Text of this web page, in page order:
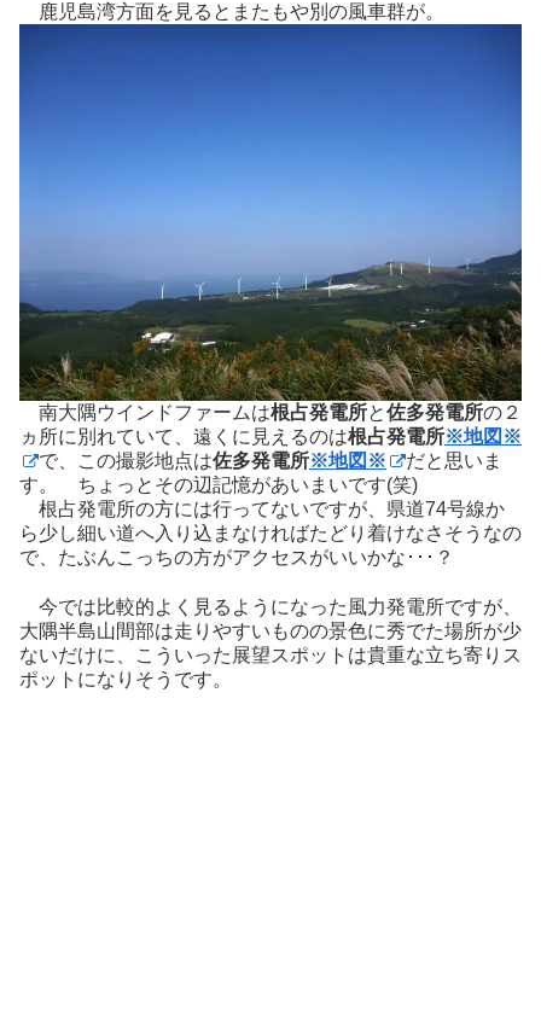
鹿児島湾方面を見るとまたもや別の風車群が。
南大隅ウインドファームは根占発電所と佐多発電所の２
ヵ所に別れていて、遠くに見えるのは根占発電所※地図※
で、この撮影地点は佐多発電所※地図※
だと思いま
す。 ちょっとその辺記憶があいまいです(笑)
根占発電所の方には行ってないですが、県道74号線か
ら少し細い道へ入り込まなければたどり着けなさそうなの
で、たぶんこっちの方がアクセスがいいかな･･･？
今では比較的よく見るようになった風力発電所ですが、
大隅半島山間部は走りやすいものの景色に秀でた場所が少
ないだけに、こういった展望スポットは貴重な立ち寄りス
ポットになりそうです。